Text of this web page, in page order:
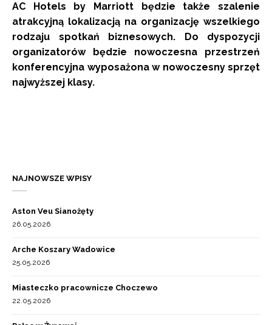
AC Hotels by Marriott będzie także szalenie
atrakcyjną lokalizacją na organizację wszelkiego
rodzaju spotkań biznesowych. Do dyspozycji
organizatorów będzie nowoczesna przestrzeń
konferencyjna wyposażona w nowoczesny sprzęt
najwyższej klasy.
NAJNOWSZE WPISY
Aston Veu Sianożęty
26.05.2026
Arche Koszary Wadowice
25.05.2026
Miasteczko pracownicze Choczewo
22.05.2026